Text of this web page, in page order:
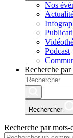
Nos
Podcast
Recherche par
Rechercher
Recherche par mots-